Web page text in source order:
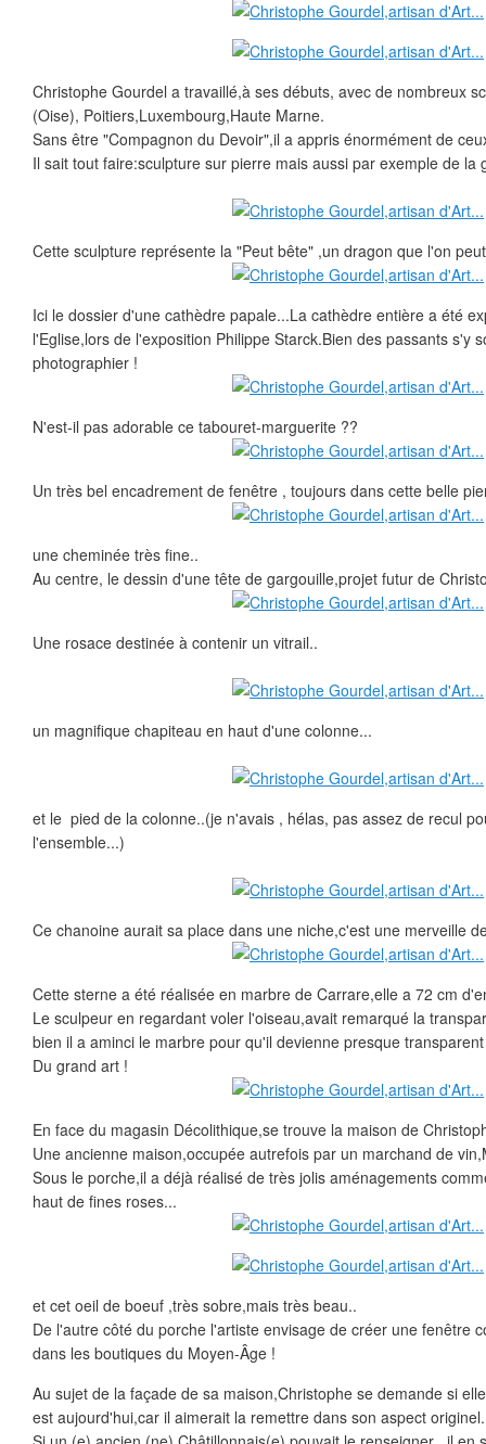
Christophe Gourdel a travaillé,à ses débuts, avec de nombreux
(Oise), Poitiers,Luxembourg,Haute Marne.
Sans être "Compagnon du Devoir",il a appris énormément de
Il sait tout faire:sculpture sur pierre mais aussi par exemple de la
Cette sculpture représente la "Peut bête" ,un dragon que l'on
Ici le dossier d'une cathèdre papale...La cathèdre entière a été
l'Eglise,lors de l'exposition Philippe Starck.Bien des passants s'y
photographier !
N'est-il pas adorable ce tabouret-marguerite ??
Un très bel encadrement de fenêtre , toujours dans cette belle
une cheminée très fine..
Au centre, le dessin d'une tête de gargouille,projet futur de
Une rosace destinée à contenir un vitrail..
un magnifique chapiteau en haut d'une colonne...
et le pied de la colonne..(je n'avais , hélas, pas assez de recul
l'ensemble...)
Ce chanoine aurait sa place dans une niche,c'est une merveille
Cette sterne a été réalisée en marbre de Carrare,elle a 72 cm
Le sculpeur en regardant voler l'oiseau,avait remarqué la
bien il a aminci le marbre pour qu'il devienne presque transparent
Du grand art !
En face du magasin Décolithique,se trouve la maison de
Une ancienne maison,occupée autrefois par un marchand de
Sous le porche,il a déjà réalisé de très jolis aménagements
haut de fines roses...
et cet oeil de boeuf ,très sobre,mais très beau..
De l'autre côté du porche l'artiste envisage de créer une fenêtre
dans les boutiques du Moyen-Âge !
Au sujet de la façade de sa maison,Christophe se demande si
est aujourd'hui,car il aimerait la remettre dans son aspect